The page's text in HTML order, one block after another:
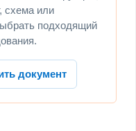
схема или
подходящий
документ